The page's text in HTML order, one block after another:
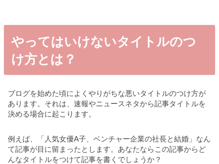
やってはいけないタイトルのつ
け方とは？
ブログを始めた頃によくやりがちな悪いタイトルのつけ方が
あります。それは、速報やニュースネタから記事タイトルを
決める場合に起こります。
例えば、「人気女優A子、ベンチャー企業の社長と結婚」なん
て記事が目に留まったとします。あなたならこの記事からど
んなタイトルをつけて記事を書くでしょうか？